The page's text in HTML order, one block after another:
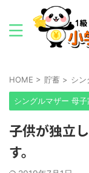
HOME > 貯蓄 > シン
シングルマザー 母
子供が独立
す。